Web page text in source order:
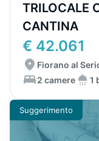
TRILOCALE
CANTINA
€ 42.061
Fiorano al
2 camere
1
Suggerimento